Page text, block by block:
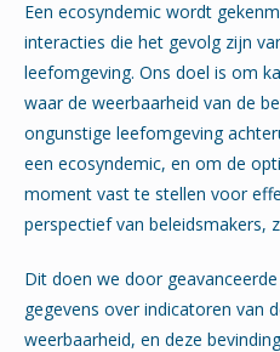
Een ecosyndemic wordt
interacties die het gevolg zijn
leefomgeving. Ons doel is om
waar de weerbaarheid van de
ongunstige leefomgeving
een ecosyndemic, en om de
moment vast te stellen voor
perspectief van beleidsmakers,
Dit doen we door
gegevens over indicatoren van
weerbaarheid, en deze